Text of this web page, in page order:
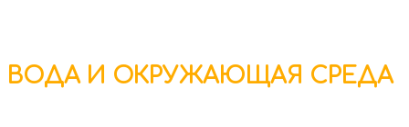
ВОДА И ОКРУЖАЮЩАЯ СРЕДА